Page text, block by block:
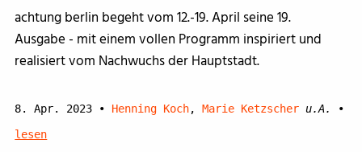
achtung berlin begeht vom 12.-19. April seine 19.
Ausgabe - mit einem vollen Programm inspiriert und
realisiert vom Nachwuchs der Hauptstadt.
8. Apr. 2023 • Henning Koch,Marie Ketzscher u.A.
•
lesen